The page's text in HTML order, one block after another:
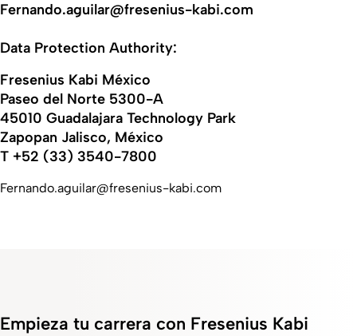
Fernando.aguilar@fresenius-kabi.com
Data Protection Authority:
Fresenius Kabi México
Paseo del Norte 5300-A
45010 Guadalajara Technology Park
Zapopan Jalisco, México
T +52 (33) 3540-7800
Fernando.aguilar@fresenius-kabi.com
Empieza tu carrera con Fresenius Kabi